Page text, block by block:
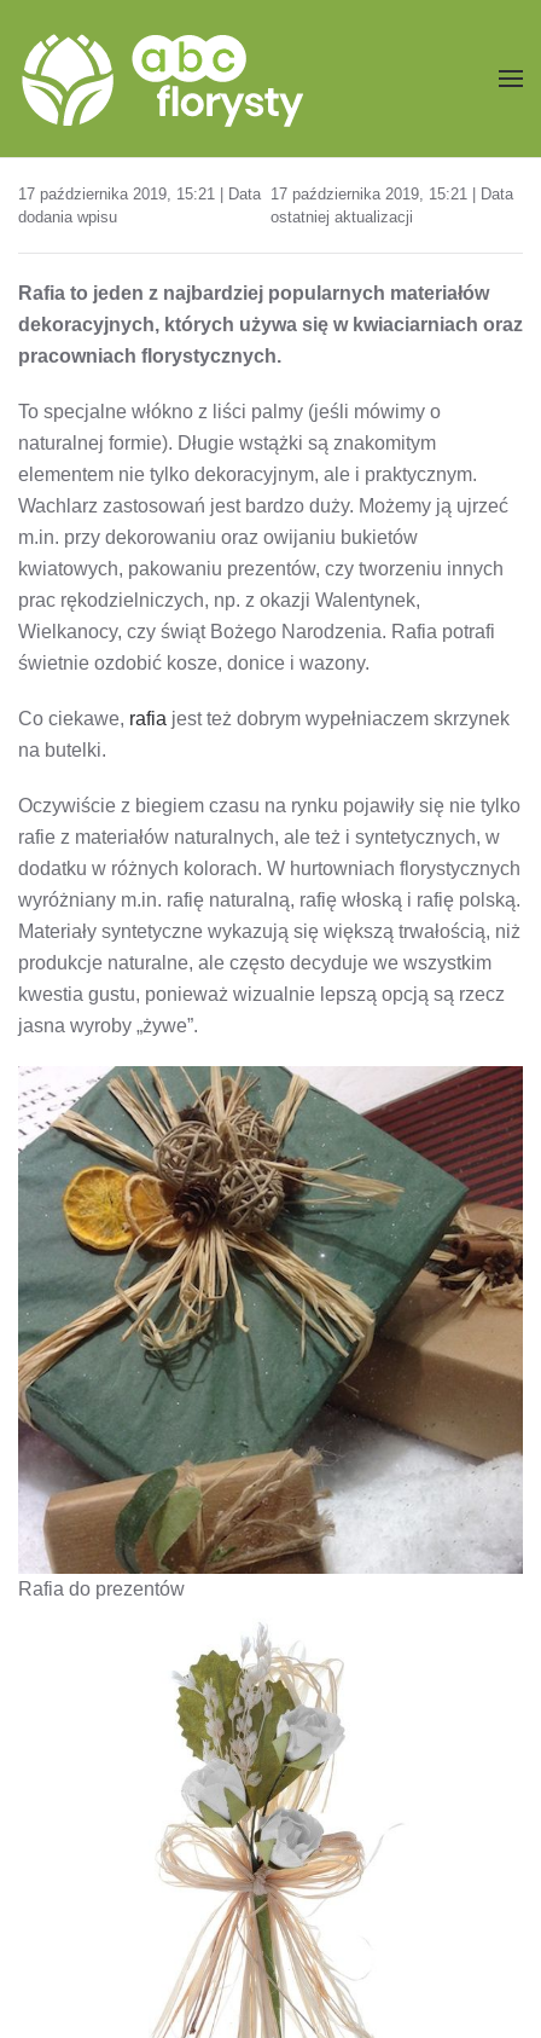
Przejdź do treści głównej
17 października 2019, 15:21 | Data
dodania wpisu
17 października 2019, 15:21 | Data
ostatniej aktualizacji
Rafia to jeden z najbardziej popularnych materiałów
dekoracyjnych, których używa się w kwiaciarniach oraz
pracowniach florystycznych.
To specjalne włókno z liści palmy (jeśli mówimy o
naturalnej formie). Długie wstążki są znakomitym
elementem nie tylko dekoracyjnym, ale i praktycznym.
Wachlarz zastosowań jest bardzo duży. Możemy ją ujrzeć
m.in. przy dekorowaniu oraz owijaniu bukietów
kwiatowych, pakowaniu prezentów, czy tworzeniu innych
prac rękodzielniczych, np. z okazji Walentynek,
Wielkanocy, czy świąt Bożego Narodzenia. Rafia potrafi
świetnie ozdobić kosze, donice i wazony.
Co ciekawe, rafia jest też dobrym wypełniaczem skrzynek
na butelki.
Oczywiście z biegiem czasu na rynku pojawiły się nie tylko
rafie z materiałów naturalnych, ale też i syntetycznych, w
dodatku w różnych kolorach. W hurtowniach florystycznych
wyróżniany m.in. rafię naturalną, rafię włoską i rafię polską.
Materiały syntetyczne wykazują się większą trwałością, niż
produkcje naturalne, ale często decyduje we wszystkim
kwestia gustu, ponieważ wizualnie lepszą opcją są rzecz
jasna wyroby „żywe”.
Rafia do prezentów